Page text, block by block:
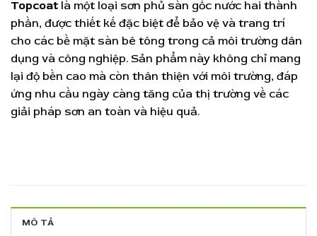
Topcoat là một loại sơn phủ sàn gốc nước hai thành
phần, được thiết kế đặc biệt để bảo vệ và trang trí
cho các bề mặt sàn bê tông trong cả môi trường dân
dụng và công nghiệp. Sản phẩm này không chỉ mang
lại độ bền cao mà còn thân thiện với môi trường, đáp
ứng nhu cầu ngày càng tăng của thị trường về các
giải pháp sơn an toàn và hiệu quả.
MÔ TẢ